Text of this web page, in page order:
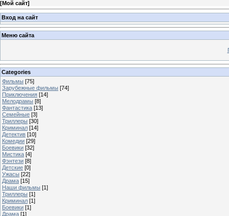
[Мой сайт]
Вход на сайт
Меню сайта
Categories
Фильмы [75]
Зарубежные фильмы [74]
Приключения [14]
Мелодрамы [8]
Фантастика [13]
Семейные [3]
Триллеры [30]
Криминал [14]
Детектив [10]
Комедии [29]
Боевики [32]
Мистика [4]
Фэнтези [8]
Детские [0]
Ужасы [22]
Драма [15]
Наши фильмы [1]
Триллеры [1]
Криминал [1]
Боевики [1]
Драма [1]